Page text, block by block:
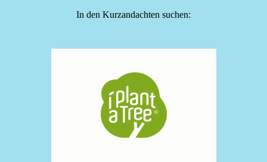
In den Kurzandachten suchen: